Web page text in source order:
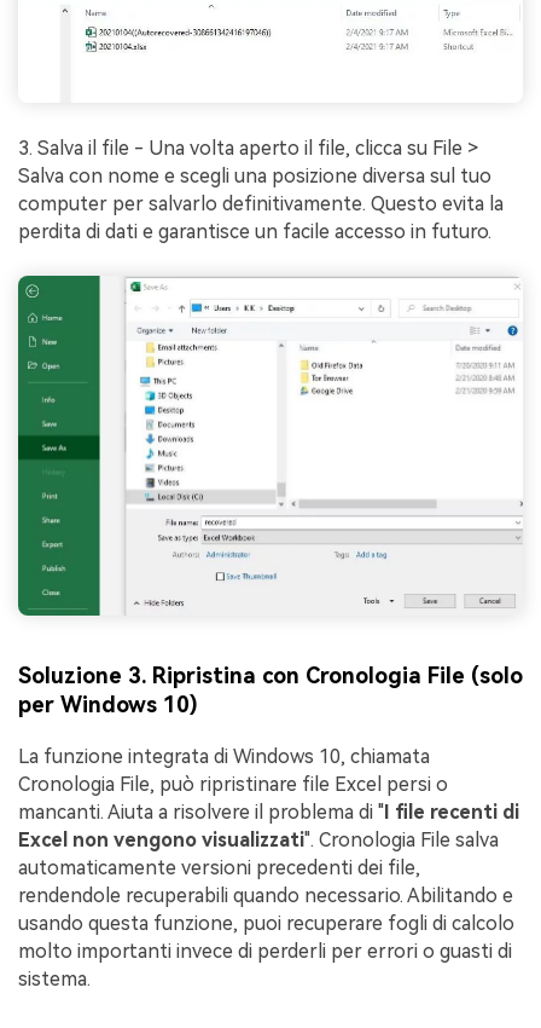
3. Salva il file - Una volta aperto il file, clicca su File >
Salva con nome e scegli una posizione diversa sul tuo
computer per salvarlo definitivamente. Questo evita la
perdita di dati e garantisce un facile accesso in futuro.
Soluzione 3. Ripristina con Cronologia File (solo
per Windows 10)
La funzione integrata di Windows 10, chiamata
Cronologia File, può ripristinare file Excel persi o
mancanti. Aiuta a risolvere il problema di "I file recenti di
Excel non vengono visualizzati". Cronologia File salva
automaticamente versioni precedenti dei file,
rendendole recuperabili quando necessario. Abilitando e
usando questa funzione, puoi recuperare fogli di calcolo
molto importanti invece di perderli per errori o guasti di
sistema.